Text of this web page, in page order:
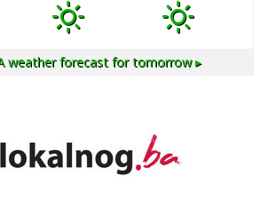
weather forecast for tomorrow ▸